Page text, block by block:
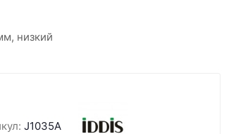
низкий
J1035A